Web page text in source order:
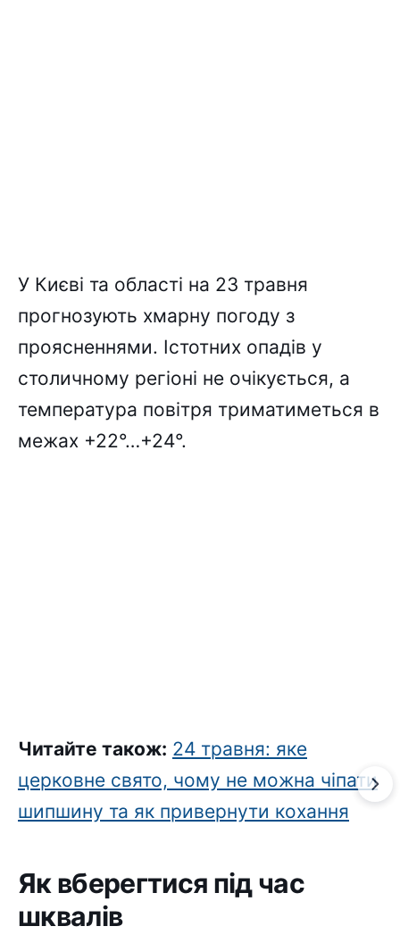
У Києві та області на 23 травня
прогнозують хмарну погоду з
проясненнями. Істотних опадів у
столичному регіоні не очікується, а
температура повітря триматиметься в
межах +22°…+24°.
Читайте також: 24 травня: яке
церковне свято, чому не можна чіпати
шипшину та як привернути кохання
Як вберегтися під час
шквалів